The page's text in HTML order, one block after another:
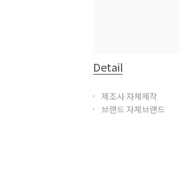
Detail
제조사 자체제작
브랜드 자체브랜드